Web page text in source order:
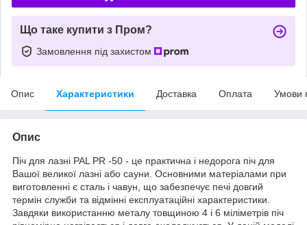
Що таке купити з Пром?
Замовлення під захистом
Опис Характеристики Доставка Оплата Умови
Опис
Піч для лазні PAL PR -50 - це практична і недорога піч для
Вашої великої лазні або сауни. Основними матеріалами при
виготовленні є сталь і чавун, що забезпечує печі довгий
термін служби та відмінні експлуатаційні характеристики.
Завдяки використанню металу товщиною 4 і 6 міліметрів піч